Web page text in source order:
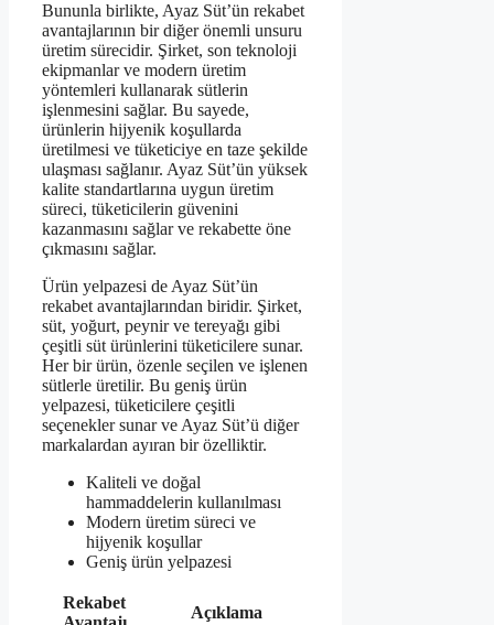
Bununla birlikte, Ayaz Süt’ün rekabet
avantajlarının bir diğer önemli unsuru
üretim sürecidir. Şirket, son teknoloji
ekipmanlar ve modern üretim
yöntemleri kullanarak sütlerin
işlenmesini sağlar. Bu sayede,
ürünlerin hijyenik koşullarda
üretilmesi ve tüketiciye en taze şekilde
ulaşması sağlanır. Ayaz Süt’ün yüksek
kalite standartlarına uygun üretim
süreci, tüketicilerin güvenini
kazanmasını sağlar ve rekabette öne
çıkmasını sağlar.
Ürün yelpazesi de Ayaz Süt’ün
rekabet avantajlarından biridir. Şirket,
süt, yoğurt, peynir ve tereyağı gibi
çeşitli süt ürünlerini tüketicilere sunar.
Her bir ürün, özenle seçilen ve işlenen
sütlerle üretilir. Bu geniş ürün
yelpazesi, tüketicilere çeşitli
seçenekler sunar ve Ayaz Süt’ü diğer
markalardan ayıran bir özelliktir.
Kaliteli ve doğal
hammaddelerin kullanılması
Modern üretim süreci ve
hijyenik koşullar
Geniş ürün yelpazesi
Rekabet
Açıklama